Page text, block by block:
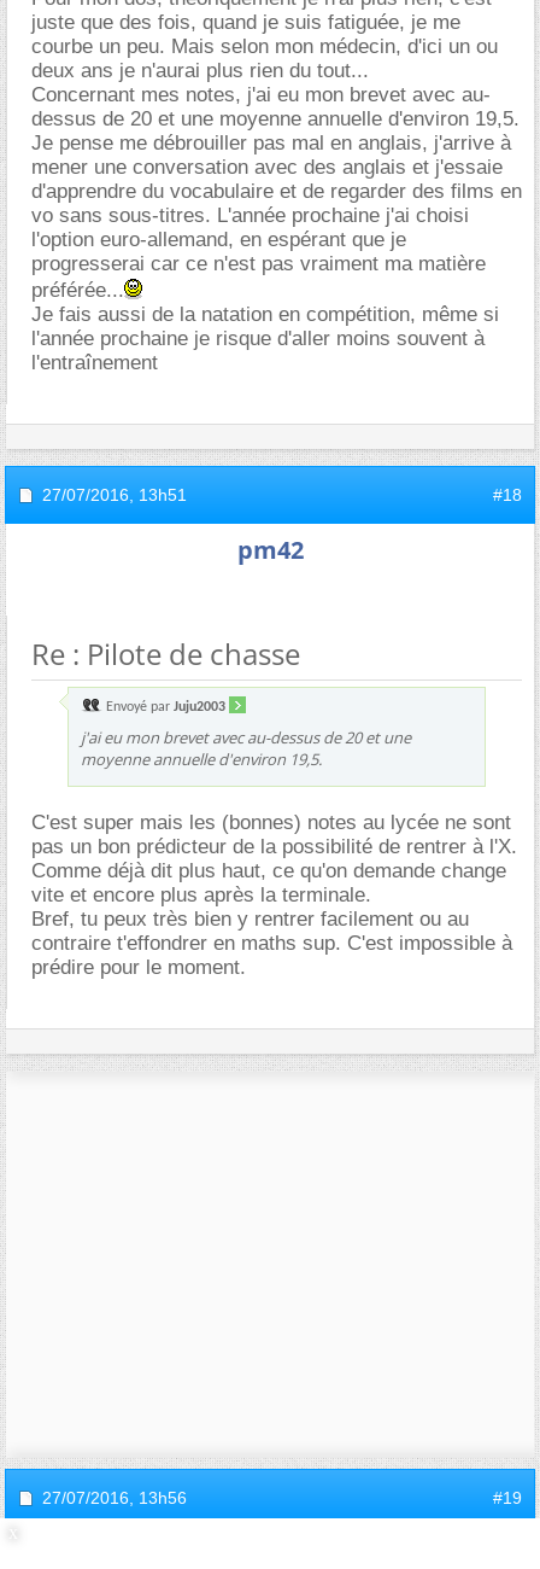
juste que des fois, quand je suis fatiguée, je me
courbe un peu. Mais selon mon médecin, d'ici un ou
deux ans je n'aurai plus rien du tout...
Concernant mes notes, j'ai eu mon brevet avec au-
dessus de 20 et une moyenne annuelle d'environ 19,5.
Je pense me débrouiller pas mal en anglais, j'arrive à
mener une conversation avec des anglais et j'essaie
d'apprendre du vocabulaire et de regarder des films en
vo sans sous-titres. L'année prochaine j'ai choisi
l'option euro-allemand, en espérant que je
progresserai car ce n'est pas vraiment ma matière
préférée...
Je fais aussi de la natation en compétition, même si
l'année prochaine je risque d'aller moins souvent à
l'entraînement
27/07/2016, 13h51 #18
pm42
Re : Pilote de chasse
Envoyé par Juju2003
j'ai eu mon brevet avec au-dessus de 20 et une
moyenne annuelle d'environ 19,5.
C'est super mais les (bonnes) notes au lycée ne sont
pas un bon prédicteur de la possibilité de rentrer à l'X.
Comme déjà dit plus haut, ce qu'on demande change
vite et encore plus après la terminale.
Bref, tu peux très bien y rentrer facilement ou au
contraire t'effondrer en maths sup. C'est impossible à
prédire pour le moment.
27/07/2016, 13h56 #19